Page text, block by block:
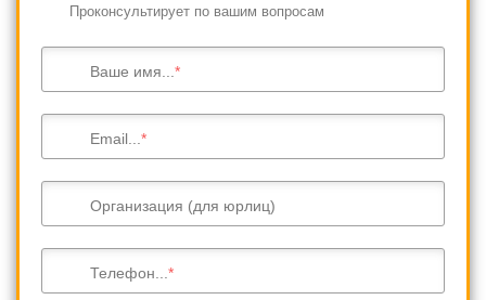
Проконсультирует по вашим вопросам
Ваше имя...
Email...
Организация (для юрлиц)
Телефон...